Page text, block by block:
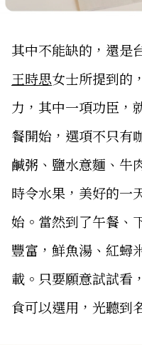
其中不能缺的，還是
王時思女士所提到的
力，其中一項功臣，
餐開始，選項不只有
鹹粥、鹽水意麵、牛
時令水果，美好的一
始。當然到了午餐、
豐富，鮮魚湯、紅蟳
載。只要願意試試看
食可以選用，光聽到